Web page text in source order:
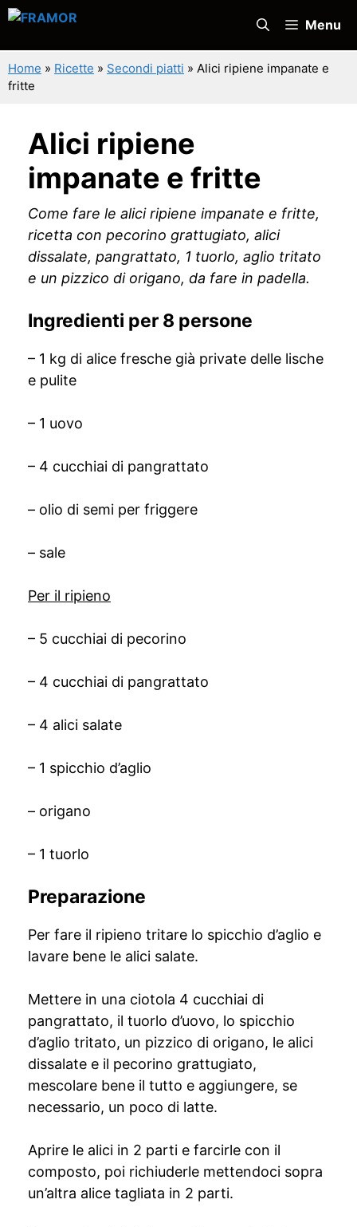
Vai
contenuto
Menu
Home » Ricette » Secondi piatti » Alici ripiene impanate e
fritte
Alici ripiene
impanate e fritte
Come fare le alici ripiene impanate e fritte,
ricetta con pecorino grattugiato, alici
dissalate, pangrattato, 1 tuorlo, aglio tritato
e un pizzico di origano, da fare in padella.
Ingredienti per 8 persone
– 1 kg di alice fresche già private delle lische
e pulite
– 1 uovo
– 4 cucchiai di pangrattato
– olio di semi per friggere
– sale
Per il ripieno
– 5 cucchiai di pecorino
– 4 cucchiai di pangrattato
– 4 alici salate
– 1 spicchio d’aglio
– origano
– 1 tuorlo
Preparazione
Per fare il ripieno tritare lo spicchio d’aglio e
lavare bene le alici salate.
Mettere in una ciotola 4 cucchiai di
pangrattato, il tuorlo d’uovo, lo spicchio
d’aglio tritato, un pizzico di origano, le alici
dissalate e il pecorino grattugiato,
mescolare bene il tutto e aggiungere, se
necessario, un poco di latte.
Aprire le alici in 2 parti e farcirle con il
composto, poi richiuderle mettendoci sopra
un’altra alice tagliata in 2 parti.